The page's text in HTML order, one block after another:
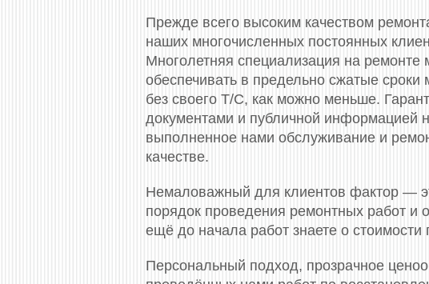
Прежде всего высоким качеством
наших многочисленных постоянных
Многолетняя специализация на
обеспечивать в предельно сжатые сроки
без своего Т/С, как можно меньше.
документами и публичной информацией
выполненное нами обслуживание и
качестве.
Немаловажный для клиентов фактор —
порядок проведения ремонтных работ и
ещё до начала работ знаете о
Персональный подход, прозрачное